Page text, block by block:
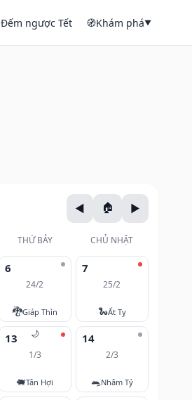
Đếm ngược Tết 🧭Khám phá▼
THỨ BẢY
CHỦ NHẬT
6
24/2
🐉Giáp Thìn
7
25/2
🐍Ất Tỵ
🌙
13
1/3
🐖Tân Hợi
14
2/3
🐀Nhâm Tý